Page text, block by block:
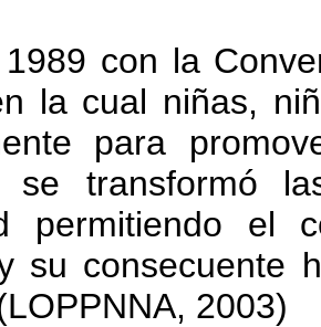
con la
la cual niñas,
para
se transformó
permitiendo el
su consecuente
2003)